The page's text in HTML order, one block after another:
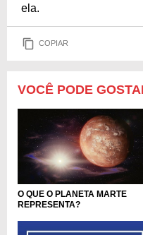
ela.
COPIAR
VOCÊ PODE
O QUE O PLANETA MARTE
REPRESENTA?